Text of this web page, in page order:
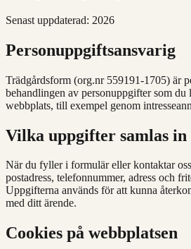
Senast uppdaterad: 2026
Personuppgiftsansvarig
Trädgårdsform (org.nr 559191-1705) är
behandlingen av personuppgifter som du
webbplats, till exempel genom
Vilka uppgifter samlas in
När du fyller i formulär eller kontaktar
postadress, telefonnummer, adress och
Uppgifterna används för att kunna
med ditt ärende.
Cookies på webbplatsen